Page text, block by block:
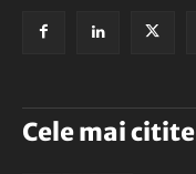
Cele mai citite